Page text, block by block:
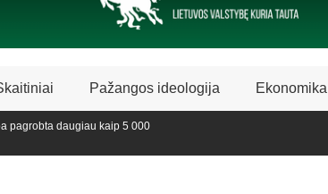
Pažangos ideologija Ekonomika
daugiau kaip 5 000